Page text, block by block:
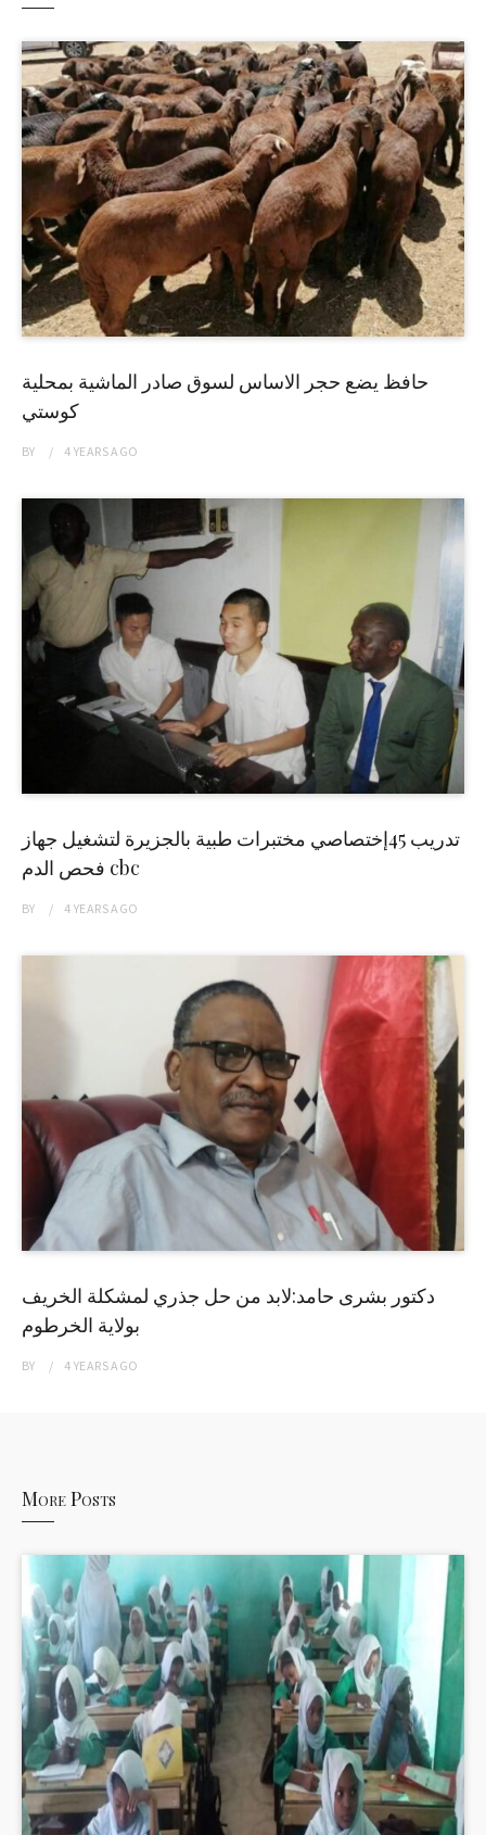
حافظ يضع حجر الاساس لسوق صادر الماشية بمحلية
كوستي
BY 4 YEARSAGO
تدريب 45إختصاصي مختبرات طبية بالجزيرة لتشغيل جهاز
فحص الدم cbc
BY 4 YEARSAGO
دكتور بشرى حامد:لابد من حل جذري لمشكلة الخريف
بولاية الخرطوم
BY 4 YEARSAGO
More Posts